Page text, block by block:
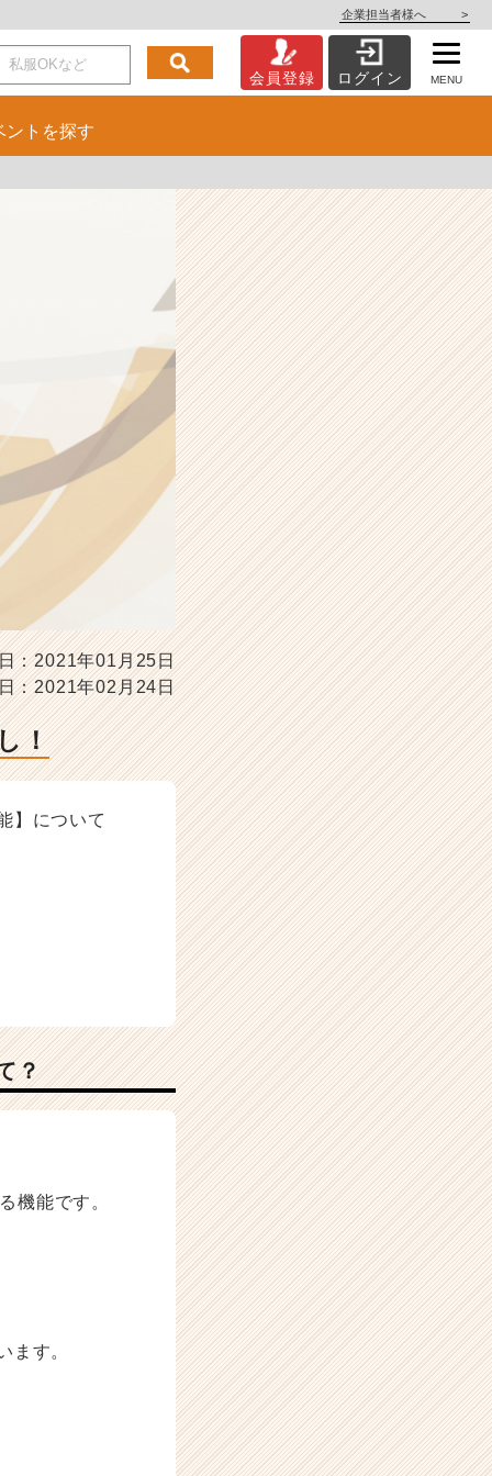
企業担当者様へ >
会員登録 ログイン MENU
ント を探す
：2021年01月25日
：2021年02月24日
！
】について
？
機能です。
ます。